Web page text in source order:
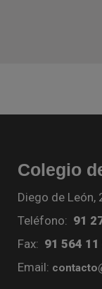
Colegio
Diego de
Teléfono: 91
Fax: 91 564 11
Email: